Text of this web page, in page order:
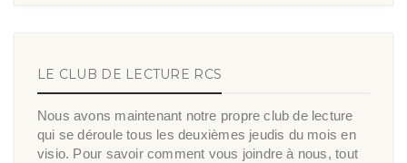
LE CLUB DE LECTURE RCS
Nous avons maintenant notre propre club de lecture
qui se déroule tous les deuxièmes jeudis du mois en
visio. Pour savoir comment vous joindre à nous, tout